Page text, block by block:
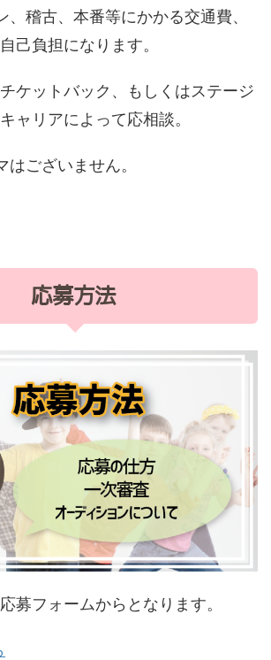
、稽古、本番等にかかる交通費、
己負担になります。
ケットバック、もしくはステージ
ャリアによって応相談。​
ございません。
応募方法
募フォームからとなります。